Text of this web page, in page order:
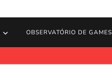
OBSERVATÓRIO DE GAMES